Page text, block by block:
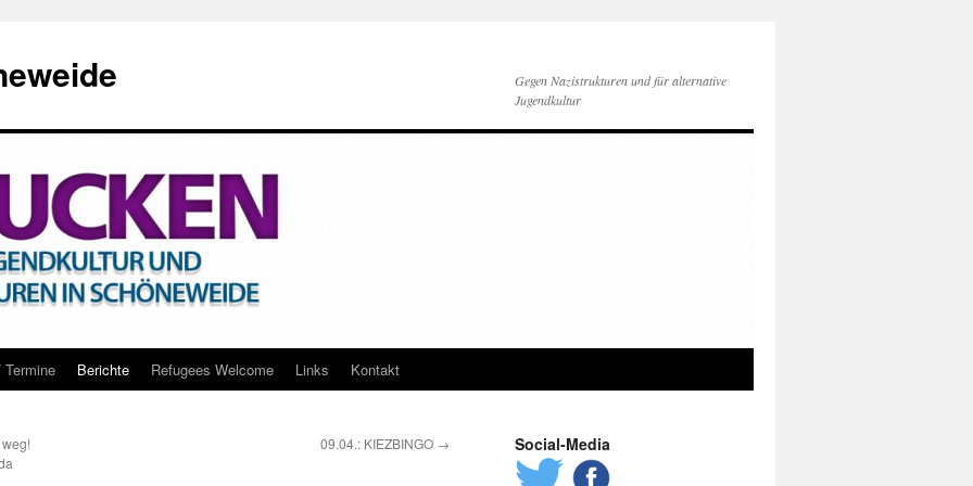
Gegen Nazistrukturen und für alternative
Jugendkultur
Berichte Refugees Welcome Links Kontakt
09.04.: KIEZBINGO → Social-Media